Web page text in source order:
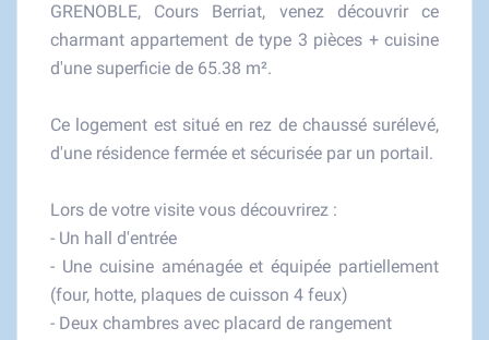
GRENOBLE, Cours Berriat, venez découvrir ce
charmant appartement de type 3 pièces + cuisine
d'une superficie de 65.38 m².
Ce logement est situé en rez de chaussé surélevé,
d'une résidence fermée et sécurisée par un portail.
Lors de votre visite vous découvrirez :
- Un hall d'entrée
- Une cuisine aménagée et équipée partiellement
(four, hotte, plaques de cuisson 4 feux)
- Deux chambres avec placard de rangement